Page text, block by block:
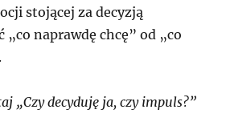
stojącej za decyzją
„co naprawdę chcę” od „co
„Czy decyduję ja, czy impuls?”